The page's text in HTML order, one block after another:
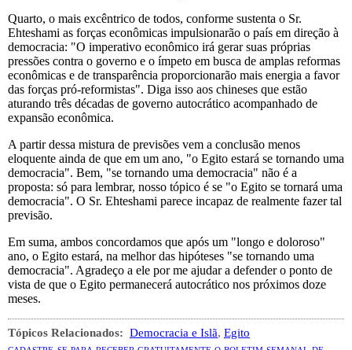
Quarto, o mais excêntrico de todos, conforme sustenta o Sr.
Ehteshami as forças econômicas impulsionarão o país em direção à
democracia: "O imperativo econômico irá gerar suas próprias
pressões contra o governo e o ímpeto em busca de amplas reformas
econômicas e de transparência proporcionarão mais energia a favor
das forças pró-reformistas". Diga isso aos chineses que estão
aturando três décadas de governo autocrático acompanhado de
expansão econômica.
A partir dessa mistura de previsões vem a conclusão menos
eloquente ainda de que em um ano, "o Egito estará se tornando uma
democracia". Bem, "se tornando uma democracia" não é a
proposta: só para lembrar, nosso tópico é se "o Egito se tornará uma
democracia". O Sr. Ehteshami parece incapaz de realmente fazer tal
previsão.
Em suma, ambos concordamos que após um "longo e doloroso"
ano, o Egito estará, na melhor das hipóteses "se tornando uma
democracia". Agradeço a ele por me ajudar a defender o ponto de
vista de que o Egito permanecerá autocrático nos próximos doze
meses.
Tópicos Relacionados: Democracia e Islã, Egito